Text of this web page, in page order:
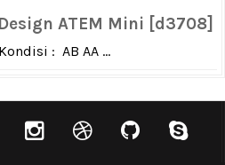
ATEM Mini [d3708]
: AB AA ...